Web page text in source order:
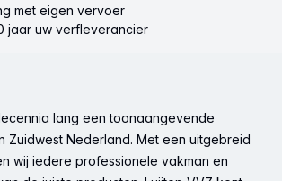
met eigen vervoer
jaar uw verfleverancier
lang een toonaangevende
Zuidwest Nederland. Met een uitgebreid
wij iedere professionele vakman en